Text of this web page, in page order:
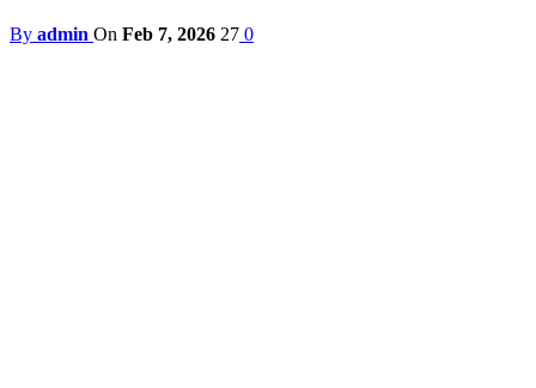
By admin On Feb 7, 2026 27 0